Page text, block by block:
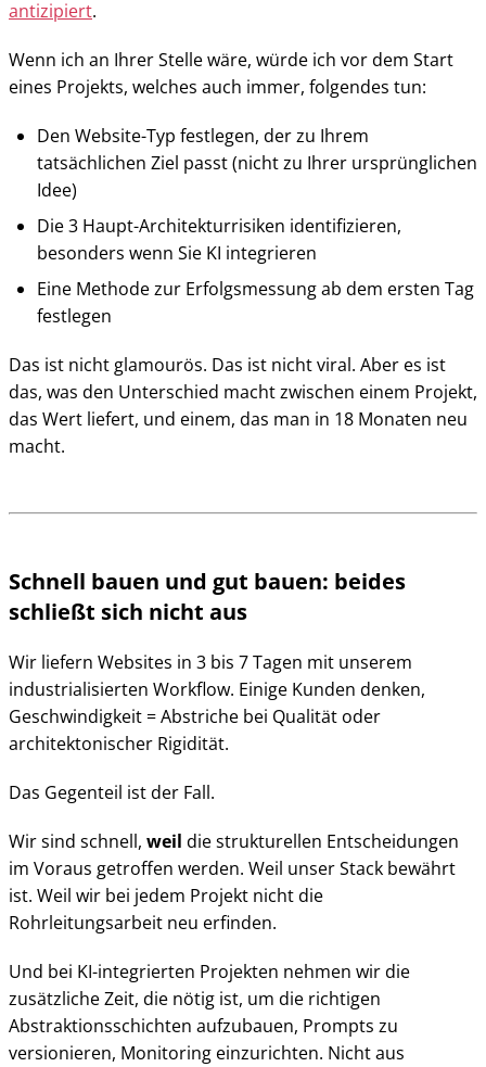
antizipiert.
Wenn ich an Ihrer Stelle wäre, würde ich vor dem Start
eines Projekts, welches auch immer, folgendes tun:
Den Website-Typ festlegen, der zu Ihrem
tatsächlichen Ziel passt (nicht zu Ihrer ursprünglichen
Idee)
Die 3 Haupt-Architekturrisiken identifizieren,
besonders wenn Sie KI integrieren
Eine Methode zur Erfolgsmessung ab dem ersten Tag
festlegen
Das ist nicht glamourös. Das ist nicht viral. Aber es ist
das, was den Unterschied macht zwischen einem Projekt,
das Wert liefert, und einem, das man in 18 Monaten neu
macht.
Schnell bauen und gut bauen: beides
schließt sich nicht aus
Wir liefern Websites in 3 bis 7 Tagen mit unserem
industrialisierten Workflow. Einige Kunden denken,
Geschwindigkeit = Abstriche bei Qualität oder
architektonischer Rigidität.
Das Gegenteil ist der Fall.
Wir sind schnell, weil die strukturellen Entscheidungen
im Voraus getroffen werden. Weil unser Stack bewährt
ist. Weil wir bei jedem Projekt nicht die
Rohrleitungsarbeit neu erfinden.
Und bei KI-integrierten Projekten nehmen wir die
zusätzliche Zeit, die nötig ist, um die richtigen
Abstraktionsschichten aufzubauen, Prompts zu
versionieren, Monitoring einzurichten. Nicht aus